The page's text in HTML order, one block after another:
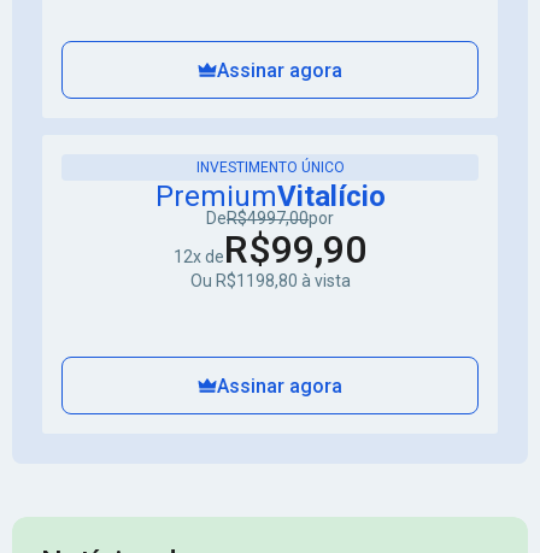
Assinar agora
INVESTIMENTO ÚNICO
PremiumVitalício
DeR$4997,00por
12x deR$99,90
Ou R$1198,80 à vista
Assinar agora